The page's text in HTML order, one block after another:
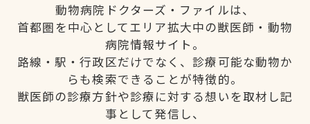
動物病院ドクターズ・ファイルは、
首都圏を中心としてエリア拡大中の獣医師・動物
病院情報サイト。
路線・駅・行政区だけでなく、診療可能な動物か
らも検索できることが特徴的。
獣医師の診療方針や診療に対する想いを取材し記
事として発信し、